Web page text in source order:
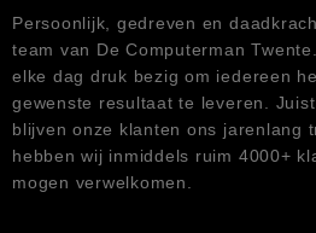
Persoonlijk, gedreven en
team van De Computerman
elke dag druk bezig om iedereen
gewenste resultaat te leveren.
blijven onze klanten ons jarenlang
hebben wij inmiddels ruim 4000+
mogen verwelkomen.